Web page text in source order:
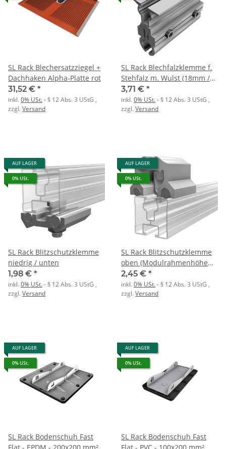
SL Rack Blechersatzziegel +
Dachhaken Alpha-Platte rot
31,52 € *
inkl.0% USt.- § 12 Abs. 3 UStG ,
zzgl.Versand
SL Rack Blechfalzklemme f.
Stehfalz m. Wulst (18mm /
horizontal)
3,71 € *
inkl.0% USt.- § 12 Abs. 3 UStG ,
zzgl.Versand
0% USt.
AUF LAGER
SL Rack Blitzschutzklemme
niedrig / unten
1,98 € *
inkl.0% USt.- § 12 Abs. 3 UStG ,
zzgl.Versand
0% USt.
AUF LAGER
SL Rack Blitzschutzklemme
oben (Modulrahmenhöhe
mind. 45 mm)
2,45 € *
inkl.0% USt.- § 12 Abs. 3 UStG ,
zzgl.Versand
0% USt.
AUF LAGER
SL Rack Bodenschuh Fast
0% USt.
AUF LAGER
SL Rack Bodenschuh Fast